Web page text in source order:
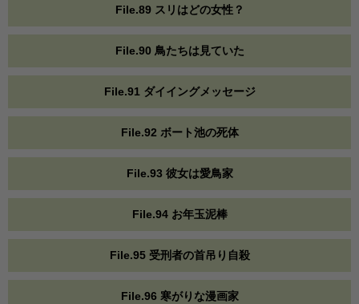
File.89 スリはどの女性？
File.90 鳥たちは見ていた
File.91 ダイイングメッセージ
File.92 ボート池の死体
File.93 彼女は愛鳥家
File.94 お年玉泥棒
File.95 受刑者の首吊り自殺
File.96 寒がりな漫画家